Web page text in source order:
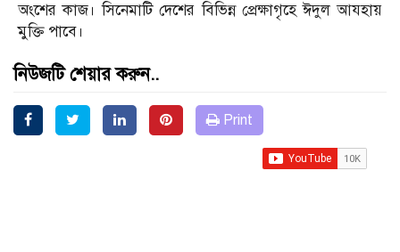
অংশের কাজ। সিনেমাটি দেশের বিভিন্ন প্রেক্ষাগৃহে ঈদুল আযহায়
মুক্তি পাবে।
নিউজটি শেয়ার করুন..
Print